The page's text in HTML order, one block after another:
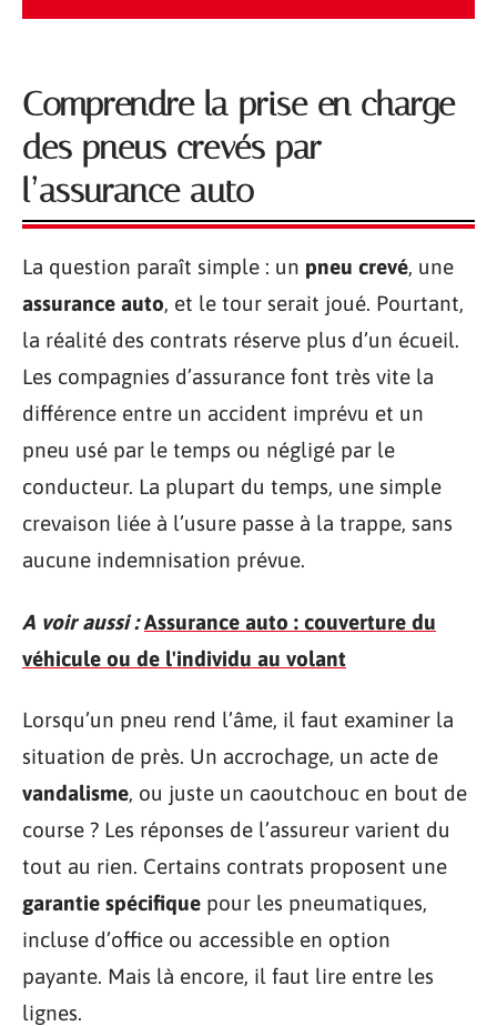
Comprendre la prise en charge
des pneus crevés par
l’assurance auto
La question paraît simple : un pneu crevé, une
assurance auto, et le tour serait joué. Pourtant,
la réalité des contrats réserve plus d’un écueil.
Les compagnies d’assurance font très vite la
différence entre un accident imprévu et un
pneu usé par le temps ou négligé par le
conducteur. La plupart du temps, une simple
crevaison liée à l’usure passe à la trappe, sans
aucune indemnisation prévue.
A voir aussi : Assurance auto : couverture du
véhicule ou de l'individu au volant
Lorsqu’un pneu rend l’âme, il faut examiner la
situation de près. Un accrochage, un acte de
vandalisme, ou juste un caoutchouc en bout de
course ? Les réponses de l’assureur varient du
tout au rien. Certains contrats proposent une
garantie spécifique pour les pneumatiques,
incluse d’office ou accessible en option
payante. Mais là encore, il faut lire entre les
lignes.